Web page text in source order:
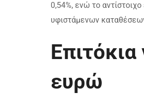
0,54%, ενώ το
υφιστάμενων
ευρώ